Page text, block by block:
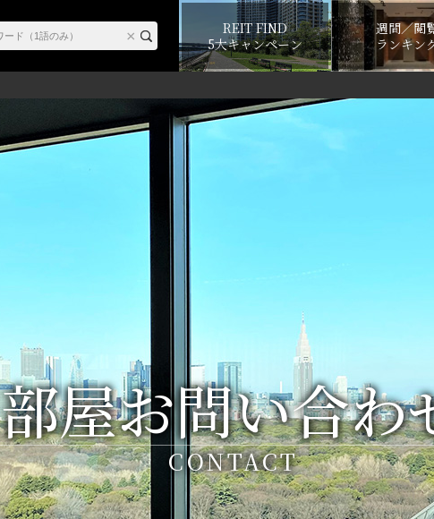
REIT FIND
5大キャンペーン
週間／閲
ランキン
部屋お問い合わ
CONTACT